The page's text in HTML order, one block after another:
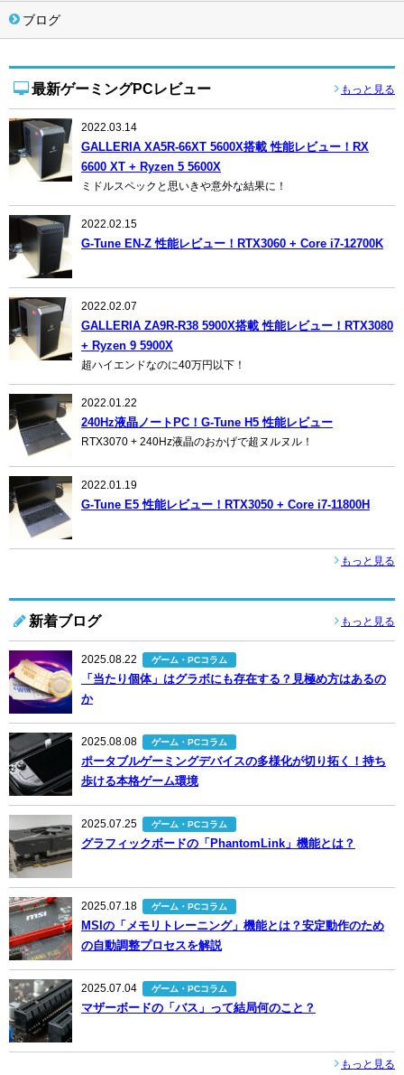
ブログ
最新ゲーミングPCレビュー もっと見る
2022.03.14
GALLERIA XA5R-66XT 5600X搭載 性能レビュー！RX
6600 XT + Ryzen 5 5600X
ミドルスペックと思いきや意外な結果に！
2022.02.15
G-Tune EN-Z 性能レビュー！RTX3060 + Core i7-12700K
2022.02.07
GALLERIA ZA9R-R38 5900X搭載 性能レビュー！RTX3080
+ Ryzen 9 5900X
超ハイエンドなのに40万円以下！
2022.01.22
240Hz液晶ノートPC！G-Tune H5 性能レビュー
RTX3070 + 240Hz液晶のおかげで超ヌルヌル！
2022.01.19
G-Tune E5 性能レビュー！RTX3050 + Core i7-11800H
もっと見る
新着ブログ もっと見る
2025.08.22 ゲーム・PCコラム
「当たり個体」はグラボにも存在する？見極め方はあるの
か
2025.08.08 ゲーム・PCコラム
ポータブルゲーミングデバイスの多様化が切り拓く！持ち
歩ける本格ゲーム環境
2025.07.25 ゲーム・PCコラム
グラフィックボードの「PhantomLink」機能とは？
2025.07.18 ゲーム・PCコラム
MSIの「メモリトレーニング」機能とは？安定動作のため
の自動調整プロセスを解説
2025.07.04 ゲーム・PCコラム
マザーボードの「バス」って結局何のこと？
もっと見る